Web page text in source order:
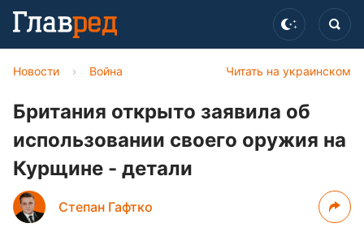
Читать на украинском
Новости › Война
Британия открыто заявила об
использовании своего оружия на
Курщине - детали
Степан Гафтко